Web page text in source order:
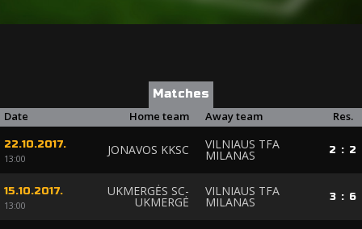
Matches
Date
Home team Away team Res.
22.10.2017.
13:00
JONAVOS KKSC VILNIAUS TFA
MILANAS 2 : 2
15.10.2017.
13:00
UKMERGĖS SC-
UKMERGĖ
VILNIAUS TFA
MILANAS 3 : 6